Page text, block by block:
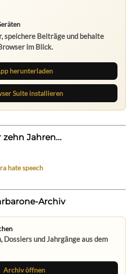
speichere Beiträge und behalte
im Blick.
herunterladen
Suite installieren
zehn Jahren...
hate speech
Archiv
Dossiers und Jahrgänge aus dem
Archiv öffnen